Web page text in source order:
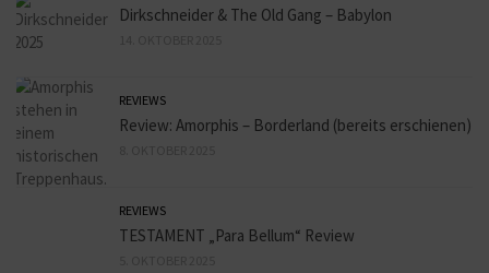
Dirkschneider & The Old Gang – Babylon
REVIEWS
Review: Amorphis – Borderland (bereits erschienen)
REVIEWS
TESTAMENT „Para Bellum“ Review